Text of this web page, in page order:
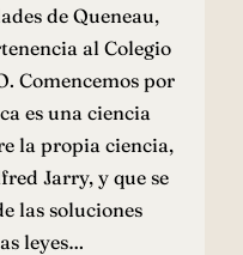
de Queneau,
al Colegio
Comencemos por
es una ciencia
la propia ciencia,
Jarry, y que se
las soluciones
leyes…